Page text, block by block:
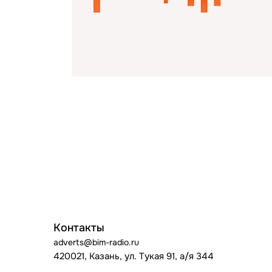
Контакты
adverts@bim-radio.ru
420021, Казань, ул. Тукая 91, а/я 344